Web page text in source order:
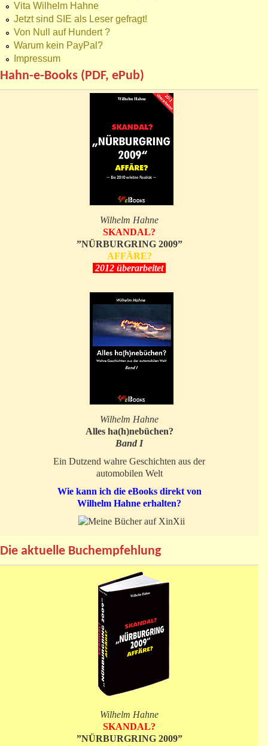
Vita Wilhelm Hahne
Jetzt sind SIE als Leser gefragt!
Von Null auf Hundert ?
Warum kein PayPal?
Impressum
Hahn-e-Books (PDF, ePub)
Wilhelm Hahne
SKANDAL?
”NÜRBURGRING 2009”
AFFÄRE?
2012 überarbeitet
Wilhelm Hahne
Alles ha(h)nebüchen?
Band I
Ein Dutzend wahre Geschichten aus der
automobilen Welt
Wie kann ich die eBooks direkt von
Wilhelm Hahne erhalten?
Die aktuelle Buchempfehlung
Wilhelm Hahne
SKANDAL?
”NÜRBURGRING 2009”